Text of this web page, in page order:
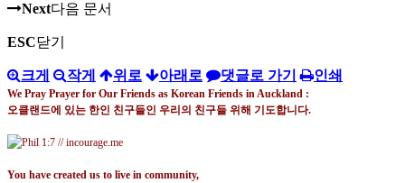
Next다음 문서
ESC닫기
크게 작게 위로 아래로 댓글로 가기 인쇄
We Pray Prayer for Our Friends as Korean Friends in Auckland :
오클랜드에 있는 한인 친구들인 우리의 친구들 위해 기도합니다.
You have created us to live in community,